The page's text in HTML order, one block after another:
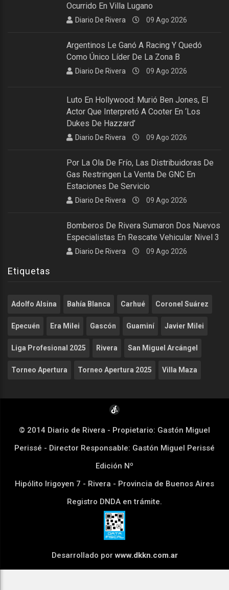
Ocurrido En Villa Lugano
Diario De Rivera 09 Ago 2026
Argentinos Le Ganó A Racing Y Quedó
Como Único Líder De La Zona B
Diario De Rivera 09 Ago 2026
Luto En Hollywood: Murió Ben Jones, El
Actor Que Interpretó A Cooter En ‘Los
Dukes De Hazzard’
Diario De Rivera 09 Ago 2026
Por La Ola De Frío, Las Distribuidoras De
Gas Restringen La Venta De GNC En
Estaciones De Servicio
Diario De Rivera 09 Ago 2026
Bomberos De Rivera Sumaron Dos Nuevos
Especialistas En Rescate Vehicular Nivel 3
Diario De Rivera 09 Ago 2026
Etiquetas
Adolfo Alsina Bahía Blanca Carhué Coronel Suárez
Epecuén Era Milei Gascón Guaminí Javier Milei
Liga Profesional 2025 Rivera San Miguel Arcángel
Torneo Apertura Torneo Apertura 2025 Villa Maza
© 2014 Diario de Rivera - Propietario: Gastón Miguel
Perissé - Director Responsable: Gastón Miguel Perissé
Edición Nº
Hipólito Irigoyen 7 - Rivera - Provincia de Buenos Aires
Registro DNDA en trámite.
Desarrollado porwww.dkkn.com.ar